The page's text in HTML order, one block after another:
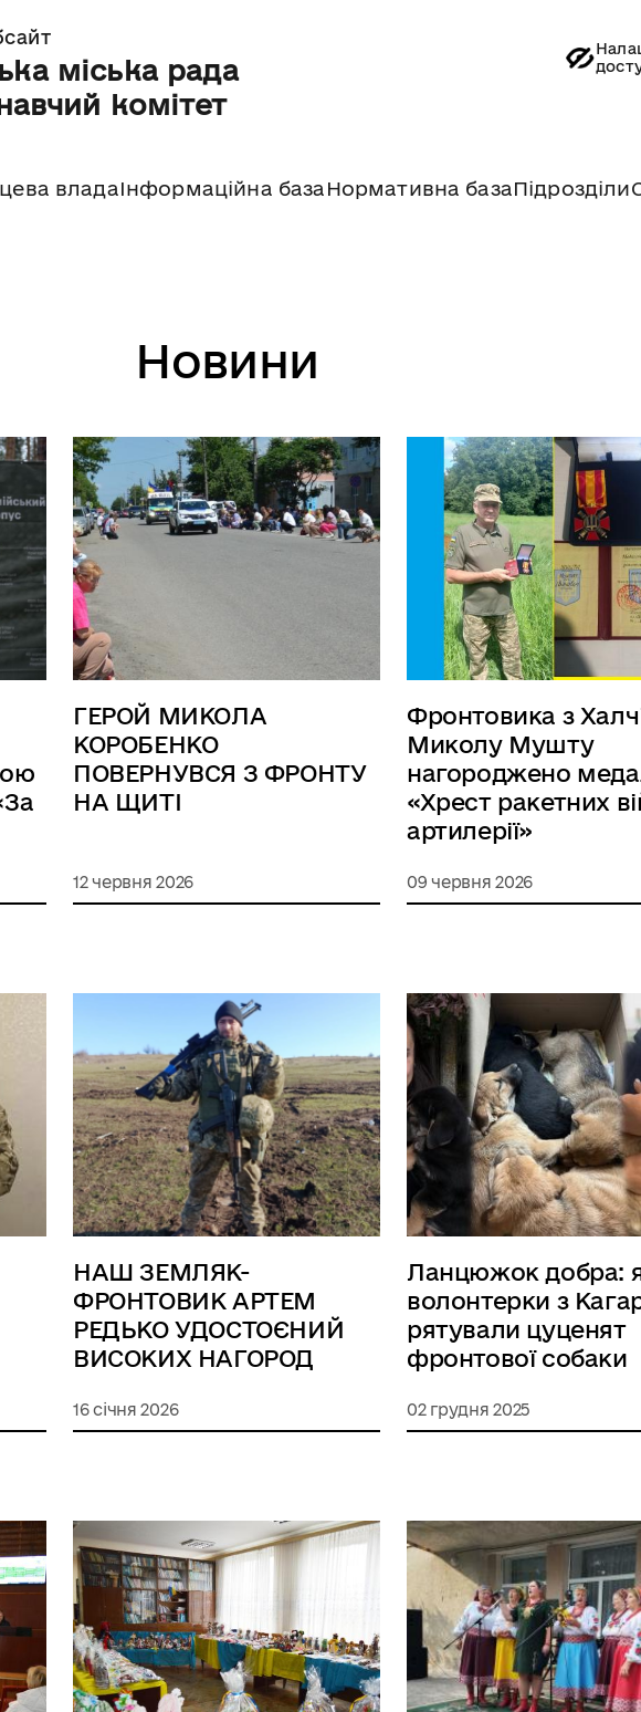
міська рада
комітет
владаІнформаційна база Нормативна базаПідрозділи
Новини
ГЕРОЙ МИКОЛА
КОРОБЕНКО
ПОВЕРНУВСЯ З ФРОНТУ
НА ЩИТІ
12 червня 2026
Фронтовика з
Миколу Мушту
нагороджено
«Хрест ракетних
артилерії»
09 червня 2026
НАШ ЗЕМЛЯК-
ФРОНТОВИК АРТЕМ
РЕДЬКО УДОСТОЄНИЙ
ВИСОКИХ НАГОРОД
16 січня 2026
Ланцюжок добра:
волонтерки з
рятували цуценят
фронтової собаки
02 грудня 2025